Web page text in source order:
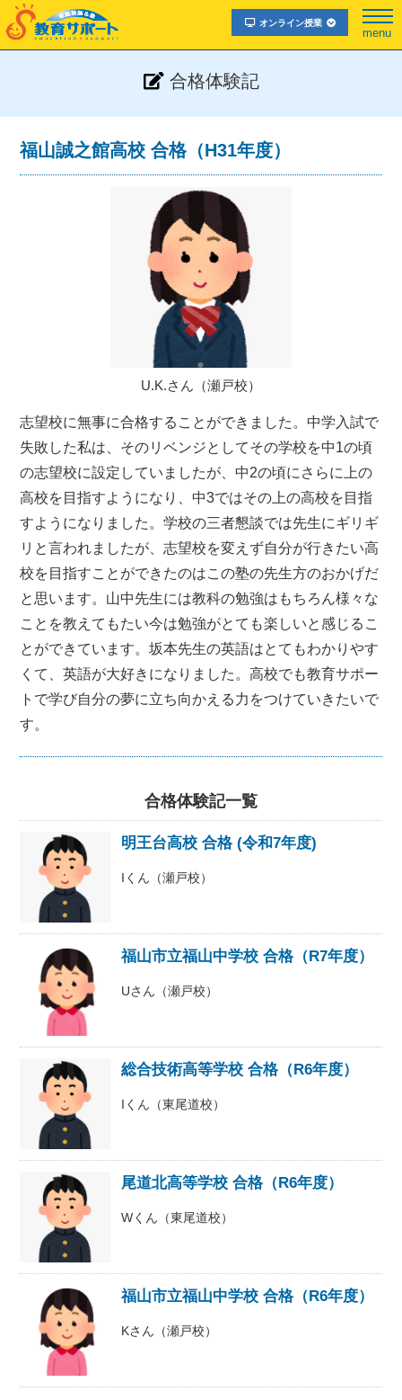
オンライン授業
menu
合格体験記
福山誠之館高校 合格（H31年度）
U.K.さん（瀬戸校）
志望校に無事に合格することができました。中学入試で
失敗した私は、そのリベンジとしてその学校を中1の頃
の志望校に設定していましたが、中2の頃にさらに上の
高校を目指すようになり、中3ではその上の高校を目指
すようになりました。学校の三者懇談では先生にギリギ
リと言われましたが、志望校を変えず自分が行きたい高
校を目指すことができたのはこの塾の先生方のおかげだ
と思います。山中先生には教科の勉強はもちろん様々な
ことを教えてもたい今は勉強がとても楽しいと感じるこ
とができています。坂本先生の英語はとてもわかりやす
くて、英語が大好きになりました。高校でも教育サポー
トで学び自分の夢に立ち向かえる力をつけていきたいで
す。
合格体験記一覧
明王台高校 合格 (令和7年度)
Iくん（瀬戸校）
福山市立福山中学校 合格（R7年度）
Uさん（瀬戸校）
総合技術高等学校 合格（R6年度）
Iくん（東尾道校）
尾道北高等学校 合格（R6年度）
Wくん（東尾道校）
福山市立福山中学校 合格（R6年度）
Kさん（瀬戸校）